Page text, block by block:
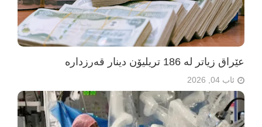
عێراق زیاتر لە 186 تریلیۆن دینار قەرزدارە
ئاب 04, 2026